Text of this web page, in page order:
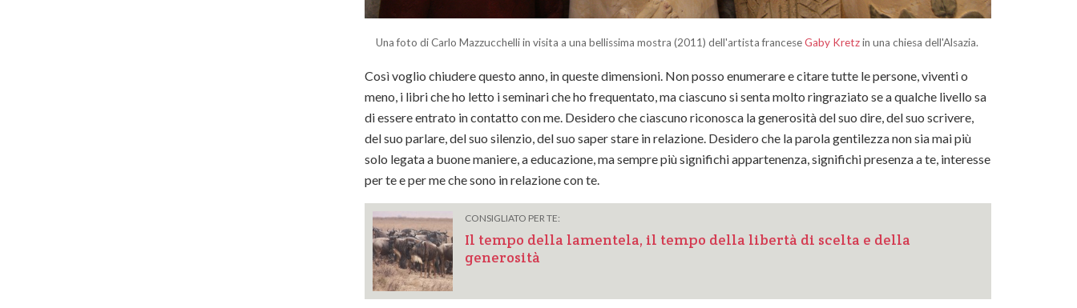
Una foto di Carlo Mazzucchelli in visita a una bellissima mostra (2011) dell'artista franceseGaby Kretzin una chiesa dell'Alsazia.
Così voglio chiudere questo anno, in queste dimensioni. Non posso enumerare e citare tutte le persone, viventi o
meno, i libri che ho letto i seminari che ho frequentato, ma ciascuno si senta molto ringraziato se a qualche livello sa
di essere entrato in contatto con me. Desidero che ciascuno riconosca la generosità del suo dire, del suo scrivere,
del suo parlare, del suo silenzio, del suo saper stare in relazione. Desidero che la parola gentilezza non sia mai più
solo legata a buone maniere, a educazione, ma sempre più significhi appartenenza, significhi presenza a te, interesse
per te e per me che sono in relazione con te.
CONSIGLIATO PER TE:
Il tempo della lamentela, il tempo della libertà di scelta e della
generosità